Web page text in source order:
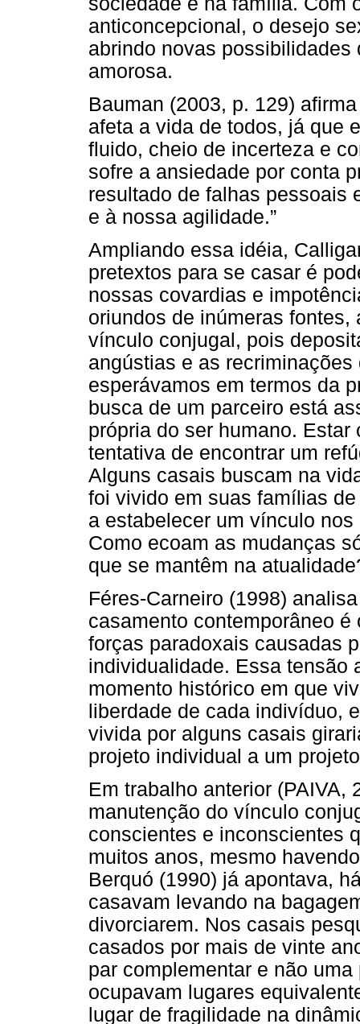
anticoncepcional, o desejo
abrindo novas
amorosa.
Bauman (2003, p. 129)
afeta a vida de todos, já que
fluido, cheio de incerteza e
sofre a ansiedade por conta
resultado de falhas pessoais
e à nossa agilidade.”
Ampliando essa idéia,
pretextos para se casar é
nossas covardias e
oriundos de inúmeras
vínculo conjugal, pois
angústias e as
esperávamos em termos da
busca de um parceiro está
própria do ser humano.
tentativa de encontrar um
Alguns casais buscam na
foi vivido em suas famílias
a estabelecer um vínculo
Como ecoam as mudanças
que se mantêm na
Féres-Carneiro (1998)
casamento contemporâneo
forças paradoxais causadas
individualidade. Essa tensão
momento histórico em que
liberdade de cada indivíduo,
vivida por alguns casais
projeto individual a um
Em trabalho anterior (PAIVA,
manutenção do vínculo
conscientes e inconscientes
muitos anos, mesmo
Berquó (1990) já apontava,
casavam levando na
divorciarem. Nos casais
casados por mais de vinte
par complementar e não
ocupavam lugares
lugar de fragilidade na